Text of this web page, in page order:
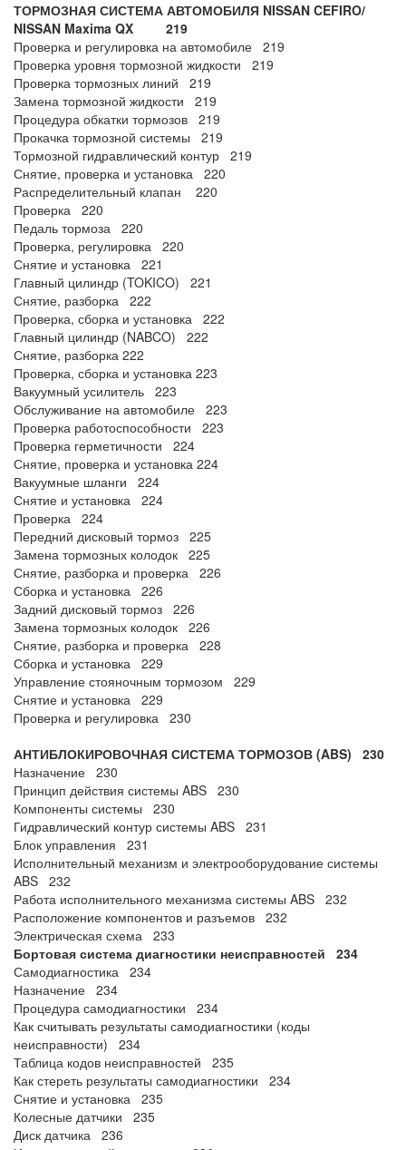
ТОРМОЗНАЯ СИСТЕМА АВТОМОБИЛЯ NISSAN CEFIRO/
NISSAN Maxima QX 219
Проверка и регулировка на автомобиле 219
Проверка уровня тормозной жидкости 219
Проверка тормозных линий 219
Замена тормозной жидкости 219
Процедура обкатки тормозов 219
Прокачка тормозной системы 219
Тормозной гидравлический контур 219
Снятие, проверка и установка 220
Распределительный клапан 220
Проверка 220
Педаль тормоза 220
Проверка, регулировка 220
Снятие и установка 221
Главный цилиндр (TOKICO) 221
Снятие, разборка 222
Проверка, сборка и установка 222
Главный цилиндр (NABCO) 222
Снятие, разборка 222
Проверка, сборка и установка 223
Вакуумный усилитель 223
Обслуживание на автомобиле 223
Проверка работоспособности 223
Проверка герметичности 224
Снятие, проверка и установка 224
Вакуумные шланги 224
Снятие и установка 224
Проверка 224
Передний дисковый тормоз 225
Замена тормозных колодок 225
Снятие, разборка и проверка 226
Сборка и установка 226
Задний дисковый тормоз 226
Замена тормозных колодок 226
Снятие, разборка и проверка 228
Сборка и установка 229
Управление стояночным тормозом 229
Снятие и установка 229
Проверка и регулировка 230
АНТИБЛОКИРОВОЧНАЯ СИСТЕМА ТОРМОЗОВ (ABS) 230
Назначение 230
Принцип действия системы ABS 230
Компоненты системы 230
Гидравлический контур системы ABS 231
Блок управления 231
Исполнительный механизм и электрооборудование системы
ABS 232
Работа исполнительного механизма системы ABS 232
Расположение компонентов и разъемов 232
Электрическая схема 233
Бортовая система диагностики неисправностей 234
Самодиагностика 234
Назначение 234
Процедура самодиагностики 234
Как считывать результаты самодиагностики (коды
неисправности) 234
Таблица кодов неисправностей 235
Как стереть результаты самодиагностики 234
Снятие и установка 235
Колесные датчики 235
Диск датчика 236